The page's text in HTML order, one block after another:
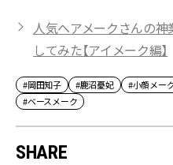
人気ヘアメークさんの神
してみた【アイメーク編】
#岡田知子 #鹿沼憂妃 #小顔メー
#ベースメーク
SHARE